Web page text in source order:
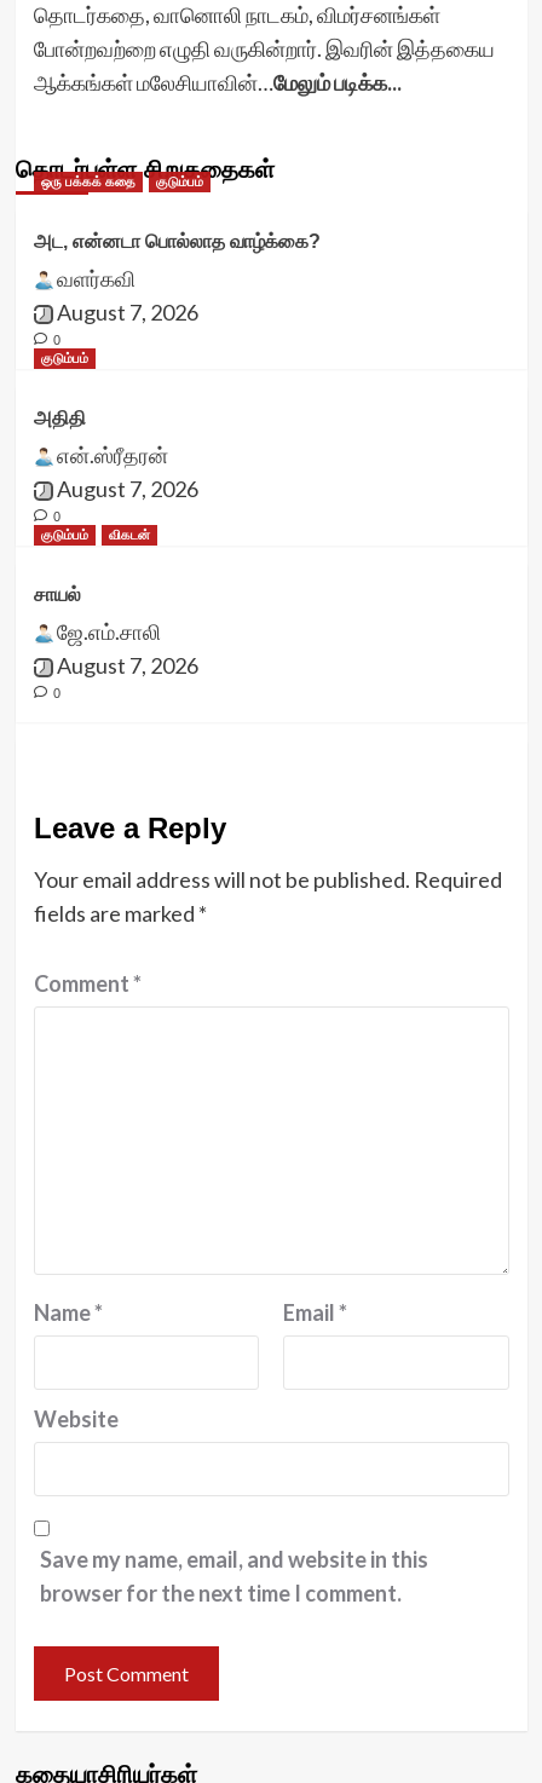
தொடர்கதை, வானொலி நாடகம், விமர்சனங்கள்
போன்றவற்றை எழுதி வருகின்றார். இவரின் இத்தகைய
ஆக்கங்கள் மலேசியாவின்…மேலும் படிக்க...
தொடர்புள்ள சிறுகதைகள்
ஒரு பக்கக் கதை குடும்பம்
அட, என்னடா பொல்லாத வாழ்க்கை?
வளர்கவி
August 7, 2026
0
குடும்பம்
அதிதி
என்.ஸ்ரீதரன்
August 7, 2026
0
குடும்பம்
விகடன்
சாயல்
ஜே.எம்.சாலி
August 7, 2026
0
Leave a Reply
Your email address will not be published. Required
fields are marked *
Comment*
Name* Email*
Website
Save my name, email, and website in this
browser for the next time I comment.
கதையாசிரியர்கள்